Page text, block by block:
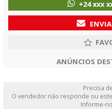
+24 xxx
ANÚNCIOS
Precisa
O vendedor não responde ou
Informe-